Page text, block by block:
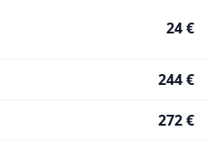
24 €
244 €
272 €